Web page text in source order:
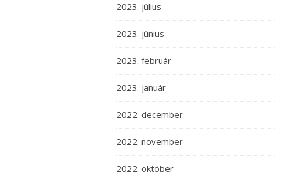
2023. július
2023. június
2023. február
2023. január
2022. december
2022. november
2022. október